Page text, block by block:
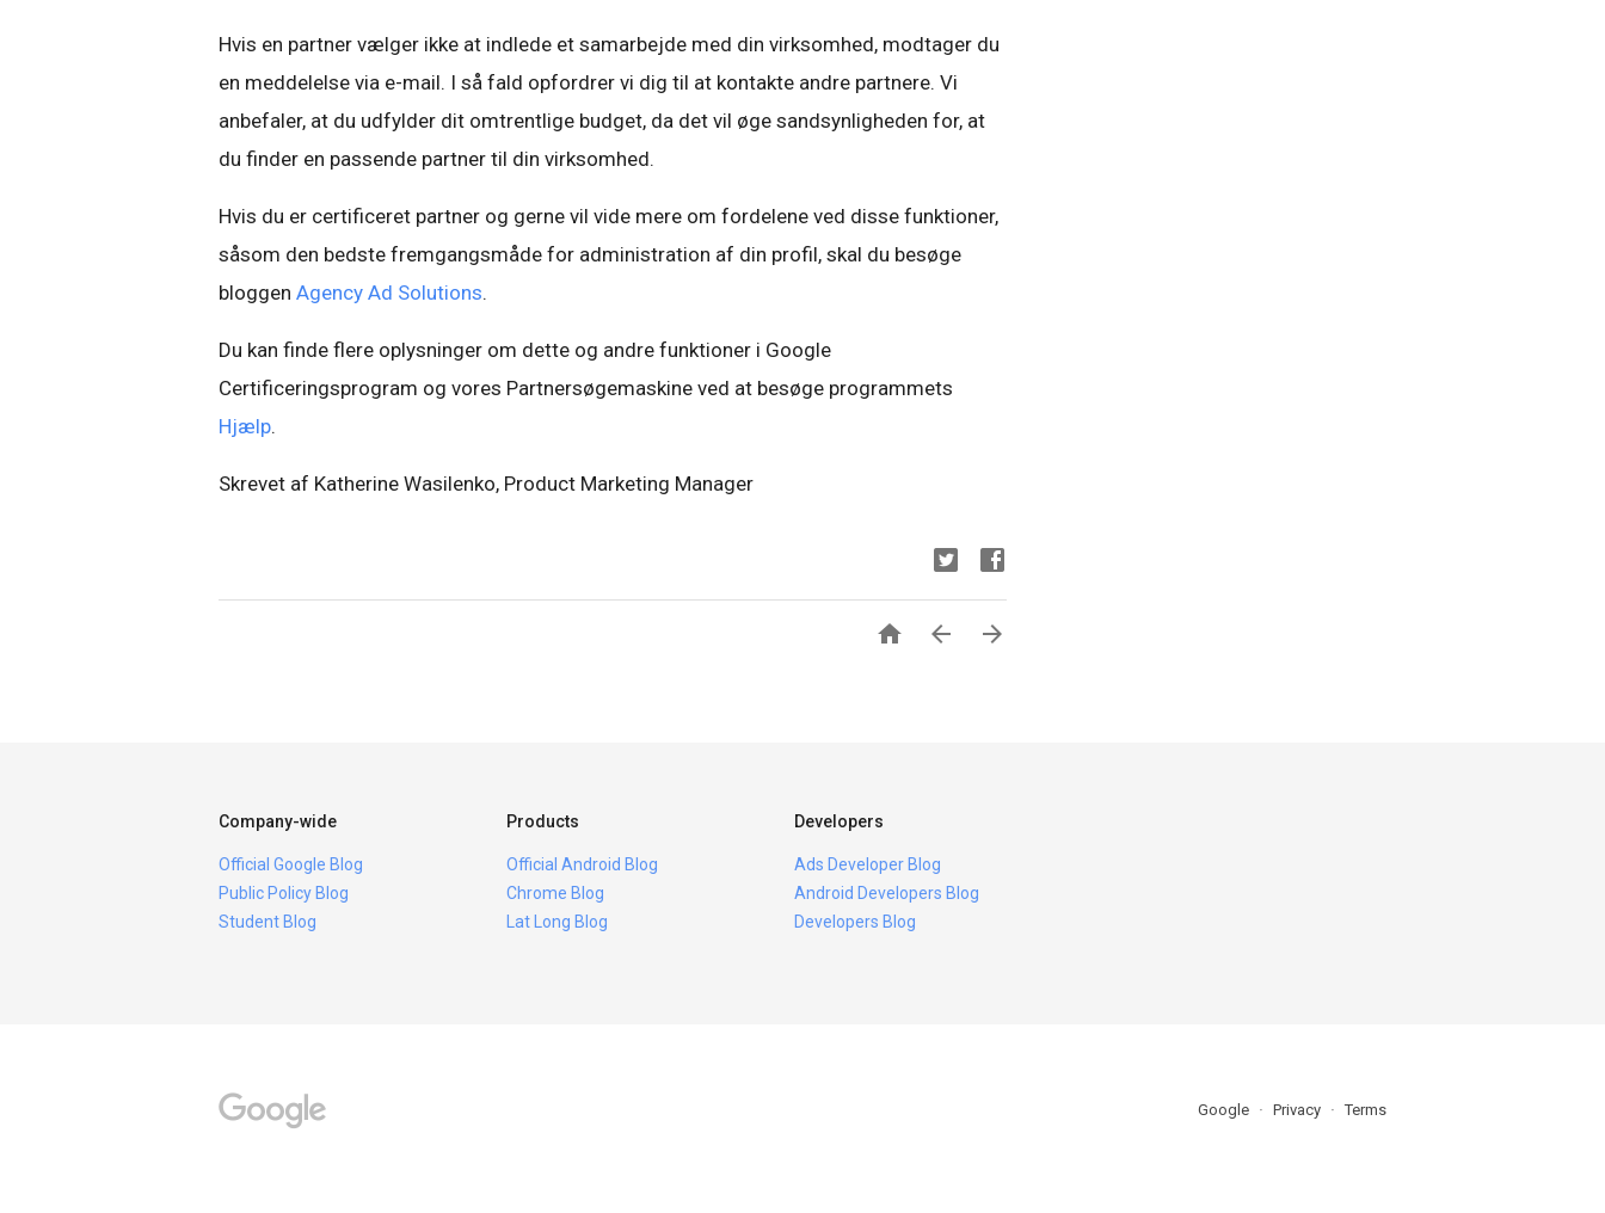
Hvis en partner vælger ikke at indlede et samarbejde med din virksomhed, modtager du
en meddelelse via e-mail. I så fald opfordrer vi dig til at kontakte andre partnere. Vi
anbefaler, at du udfylder dit omtrentlige budget, da det vil øge sandsynligheden for, at
du finder en passende partner til din virksomhed.
Hvis du er certificeret partner og gerne vil vide mere om fordelene ved disse funktioner,
såsom den bedste fremgangsmåde for administration af din profil, skal du besøge
bloggen Agency Ad Solutions.
Du kan finde flere oplysninger om dette og andre funktioner i Google
Certificeringsprogram og vores Partnersøgemaskine ved at besøge programmets
Hjælp.
Skrevet af Katherine Wasilenko, Product Marketing Manager
  
Company-wide
Official Google Blog
Public Policy Blog
Student Blog
Products
Official Android Blog
Chrome Blog
Lat Long Blog
Developers
Ads Developer Blog
Android Developers Blog
Developers Blog
Google Privacy Terms